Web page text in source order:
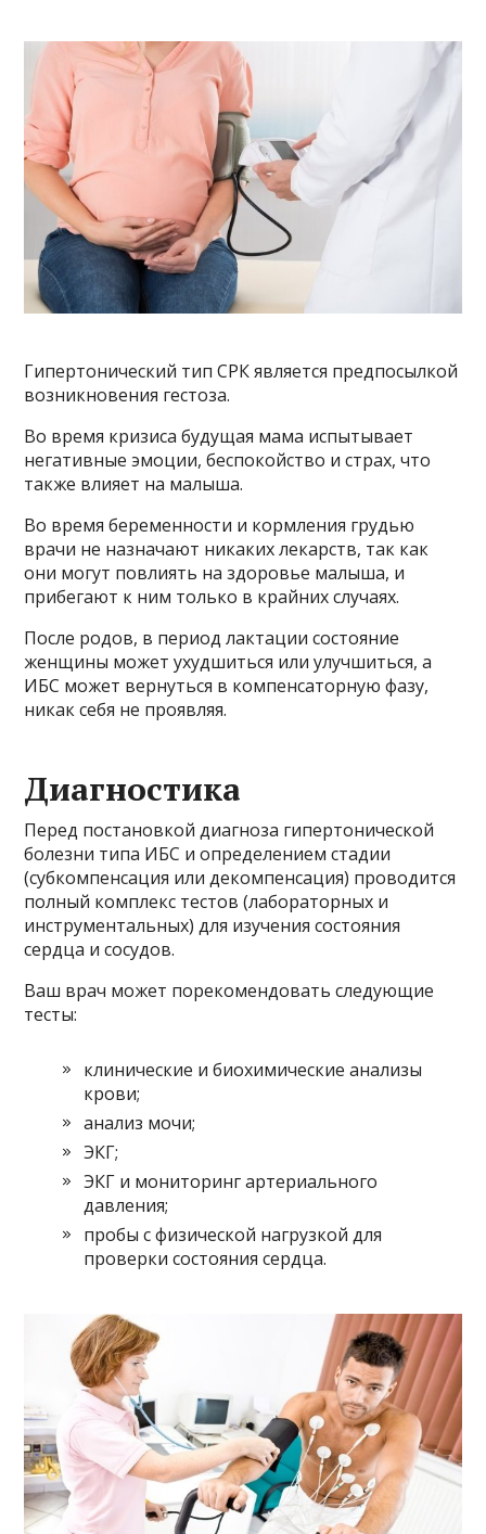
Гипертонический тип СРК является предпосылкой
возникновения гестоза.
Во время кризиса будущая мама испытывает
негативные эмоции, беспокойство и страх, что
также влияет на малыша.
Во время беременности и кормления грудью
врачи не назначают никаких лекарств, так как
они могут повлиять на здоровье малыша, и
прибегают к ним только в крайних случаях.
После родов, в период лактации состояние
женщины может ухудшиться или улучшиться, а
ИБС может вернуться в компенсаторную фазу,
никак себя не проявляя.
Диагностика
Перед постановкой диагноза гипертонической
болезни типа ИБС и определением стадии
(субкомпенсация или декомпенсация) проводится
полный комплекс тестов (лабораторных и
инструментальных) для изучения состояния
сердца и сосудов.
Ваш врач может порекомендовать следующие
тесты:
клинические и биохимические анализы
крови;
анализ мочи;
ЭКГ;
ЭКГ и мониторинг артериального
давления;
пробы с физической нагрузкой для
проверки состояния сердца.